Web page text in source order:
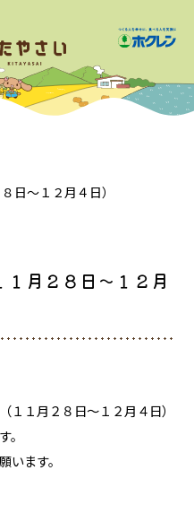
日～１２月４日）
月２８日～１２月
１月２８日～１２月４日）
。
います。